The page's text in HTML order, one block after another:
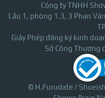
Công ty TNHH
Lầu 1, phòng 1.3, 3 Phan
Giấy Phép đăng ký kinh
Sở Công Thương
© H.Furudate /